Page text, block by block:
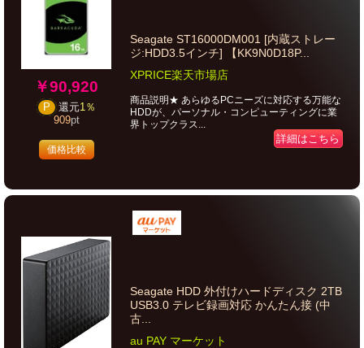
￥90,920
P 還元1％
909pt
価格比較
Seagate ST16000DM001 [内蔵ストレー
ジ:HDD3.5インチ] 【KK9N0D18P...
XPRICE楽天市場店
商品説明★ あらゆるPCニーズに対応する万能な
HDDが、パーソナル・コンピューティングに業
界トップクラス...
詳細はこちら
Seagate HDD 外付けハードディスク 2TB
USB3.0 テレビ録画対応 かんたん接 (中
古...
au PAY マーケット